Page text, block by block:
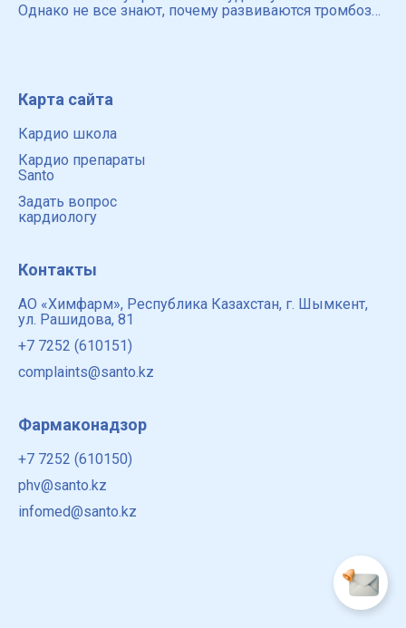
Однако не все знают, почему развиваются тромбозы,
Карта сайта
Кардио школа
Кардио препараты
Santo
Задать вопрос
кардиологу
Контакты
АО «Химфарм», Республика Казахстан, г. Шымкент,
ул. Рашидова, 81
+7 7252 (610151)
complaints@santo.kz
Фармаконадзор
+7 7252 (610150)
phv@santo.kz
infomed@santo.kz